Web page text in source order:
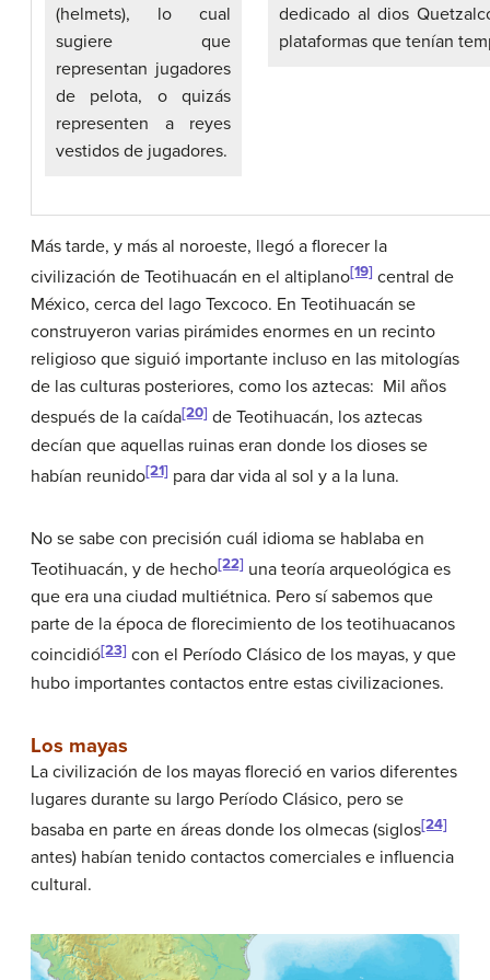
(helmets), lo cual
sugiere que
representan jugadores
de pelota, o quizás
representen a reyes
vestidos de jugadores.
dedicado al dios
plataformas que tenían
Más tarde, y más al noroeste, llegó a florecer la
civilización de Teotihuacán en el altiplano[19] central de
México, cerca del lago Texcoco. En Teotihuacán se
construyeron varias pirámides enormes en un recinto
religioso que siguió importante incluso en las mitologías
de las culturas posteriores, como los aztecas: Mil años
después de la caída[20] de Teotihuacán, los aztecas
decían que aquellas ruinas eran donde los dioses se
habían reunido[21] para dar vida al sol y a la luna.
No se sabe con precisión cuál idioma se hablaba en
Teotihuacán, y de hecho[22] una teoría arqueológica es
que era una ciudad multiétnica. Pero sí sabemos que
parte de la época de florecimiento de los teotihuacanos
coincidió[23] con el Período Clásico de los mayas, y que
hubo importantes contactos entre estas civilizaciones.
Los mayas
La civilización de los mayas floreció en varios diferentes
lugares durante su largo Período Clásico, pero se
basaba en parte en áreas donde los olmecas (siglos[24]
antes) habían tenido contactos comerciales e influencia
cultural.